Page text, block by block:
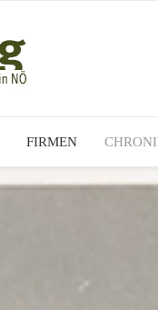
FIRMEN